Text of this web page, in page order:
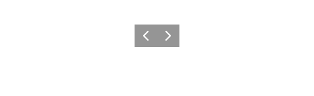
ForrigeNæste